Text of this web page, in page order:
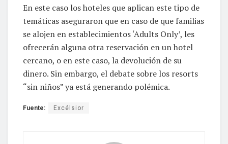
En este caso los hoteles que aplican este tipo de
temáticas aseguraron que en caso de que familias
se alojen en establecimientos ‘Adults Only’, les
ofrecerán alguna otra reservación en un hotel
cercano, o en este caso, la devolución de su
dinero. Sin embargo, el debate sobre los resorts
“sin niños” ya está generando polémica.
Fuente: Excélsior